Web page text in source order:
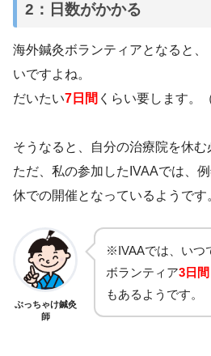
2：日数がかかる
海外鍼灸ボランティアとなると
いですよね。
だいたい7日間 くらい要します。
そうなると、自分の治療院を休む
ただ、私の参加したIVAAでは、
休での開催となっているようです
ぶっちゃけ鍼灸
師
※IVAAでは、いつ
ボランティア3日間
もあるようです。